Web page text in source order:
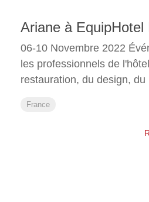
Ariane à EquipHotel
06-10 Novembre 2022
les professionnels de
restauration, du design,
France